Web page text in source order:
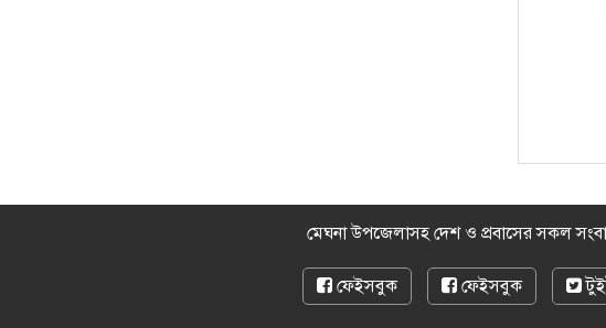
মেঘনা উপজেলাসহ দেশ ও প্রবাসের সকল
ফেইসবুক ফেইসবুক